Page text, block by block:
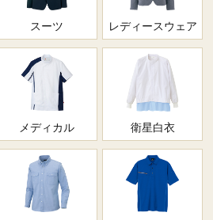
スーツ レディースウェア
メディカル 衛星白衣